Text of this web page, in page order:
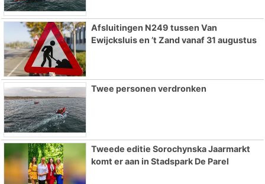
Afsluitingen N249 tussen Van
Ewijcksluis en ’t Zand vanaf 31 augustus
Twee personen verdronken
Tweede editie Sorochynska Jaarmarkt
komt er aan in Stadspark De Parel